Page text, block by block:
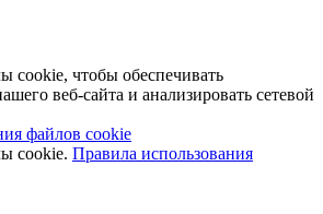
cookie, чтобы обеспечивать
веб-сайта и анализировать сетевой
файлов cookie
cookie. Правила использования